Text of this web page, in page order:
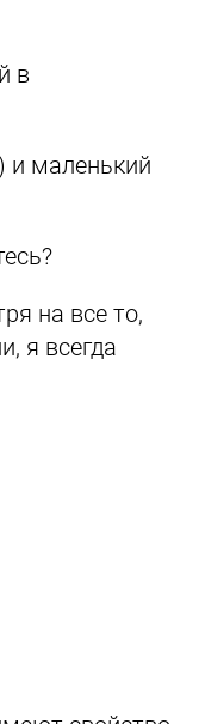
в
и маленький
на все то,
я всегда